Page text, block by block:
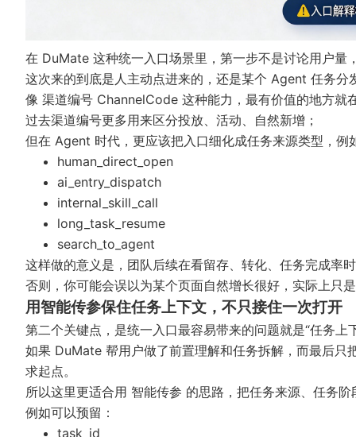
在 DuMate 这种统一入口场景里，第一步不是讨论用户量
这次来的到底是人主动点进来的，还是某个 Agent 任务分
像 渠道编号 ChannelCode 这种能力，最有价值的地方就
过去渠道编号更多用来区分投放、活动、自然新增；
但在 Agent 时代，更应该把入口细化成任务来源类型，例
human_direct_open
ai_entry_dispatch
internal_skill_call
long_task_resume
search_to_agent
这样做的意义是，团队后续在看留存、转化、任务完成率
否则，你可能会误以为某个页面自然增长很好，实际上只
用智能传参保住任务上下文，不只接住一次打开
第二个关键点，是统一入口最容易带来的问题就是“任务上
如果 DuMate 帮用户做了前置理解和任务拆解，而最后只
求起点。
所以这里更适合用 智能传参 的思路，把任务来源、任务
例如可以预留：
task_id